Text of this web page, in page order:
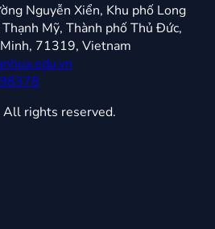
Nguyễn Xiển, Khu phố Long
Mỹ, Thành phố Thủ Đức,
71319, Vietnam
rights reserved.